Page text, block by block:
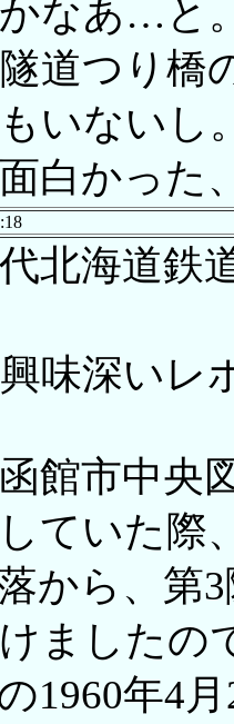
なあ…と
道つり橋
いないし
白かった
北海道鉄
味深いレ
館市中央
ていた際
から、第
ましたの
1960年4